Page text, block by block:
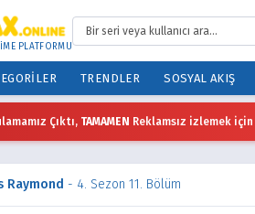
PLATFORMU
TRENDLER SOSYAL AKIŞ
Çıktı, TAMAMEN Reklamsız izlemek için
Raymond - 4. Sezon 11. Bölüm